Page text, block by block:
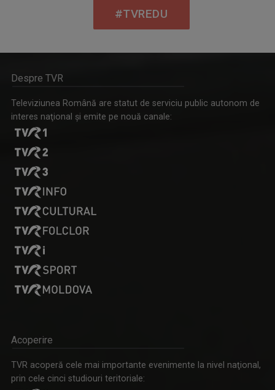
#TVREDU
Despre TVR
Televiziunea Română are statut de serviciu public autonom de
interes naţional şi emite pe nouă canale:
Acoperire
TVR acoperă cele mai importante evenimente la nivel naţional,
prin cele cinci studiouri teritoriale: